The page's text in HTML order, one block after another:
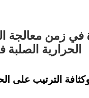
في زمن معالجة
الحرارية
وكثافة الترتيب على